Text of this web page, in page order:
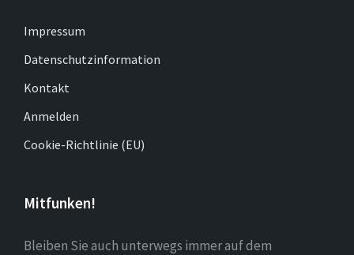
Impressum
Datenschutzinformation
Kontakt
Anmelden
Cookie-Richtlinie (EU)
Mitfunken!
Bleiben Sie auch unterwegs immer auf dem